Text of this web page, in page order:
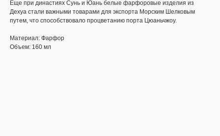
Еще при династиях Сунь и Юань белые фарфоровые изделия из
Дехуа стали важными товарами для экспорта Морским Шелковым
путем, что способствовало процветанию порта Цюаньчжоу.
Материал: Фарфор
Объем: 160 мл